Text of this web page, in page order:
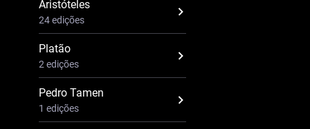
Aristóteles
24 edições
Platão
2 edições
Pedro Tamen
1 edições